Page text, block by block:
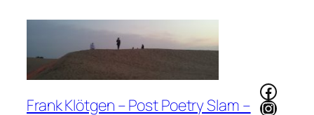
Frank Klötgen – Post Poetry Slam –